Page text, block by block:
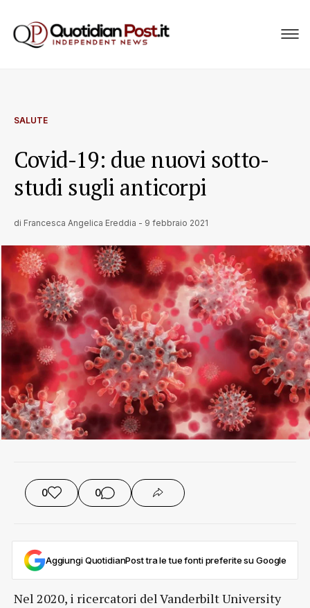
SALUTE
Covid-19: due nuovi sotto-
studi sugli anticorpi
di Francesca Angelica Ereddia - 9 febbraio 2021
0 0
Aggiungi QuotidianPost tra le tue fonti preferite su Google
Nel 2020, i ricercatori del Vanderbilt University